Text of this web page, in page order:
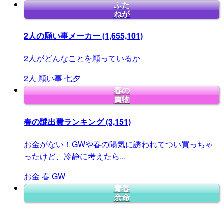
ふた
ねが
2人の願い事メーカー(1,655,101)
2人がどんなことを願っているか
2人 願い事七夕
春の
買物
春の謎出費ランキング(3,151)
お金がない！GWや春の陽気に誘われてつい買っちゃ
ったけど、冷静に考えたら...
お金 春 GW
青春
余命